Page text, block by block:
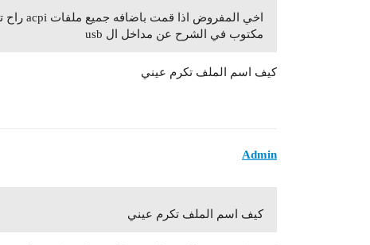
مكتوب في الشرح عن مداخل ال usb
كيف اسم الملف تكرم عيني
Admin
كيف اسم الملف تكرم عيني